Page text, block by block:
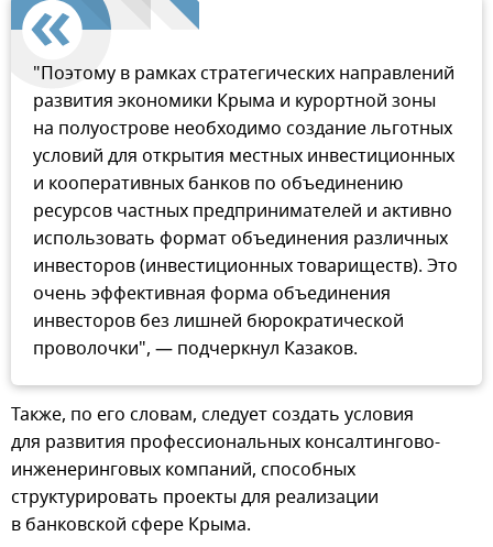
"Поэтому в рамках стратегических направлений
развития экономики Крыма и курортной зоны
на полуострове необходимо создание льготных
условий для открытия местных инвестиционных
и кооперативных банков по объединению
ресурсов частных предпринимателей и активно
использовать формат объединения различных
инвесторов (инвестиционных товариществ). Это
очень эффективная форма объединения
инвесторов без лишней бюрократической
проволочки", — подчеркнул Казаков.
Также, по его словам, следует создать условия
для развития профессиональных консалтингово-
инженеринговых компаний, способных
структурировать проекты для реализации
в банковской сфере Крыма.